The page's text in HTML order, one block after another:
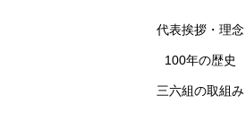
代表挨拶・理念
100年の歴史
三六組の取組み